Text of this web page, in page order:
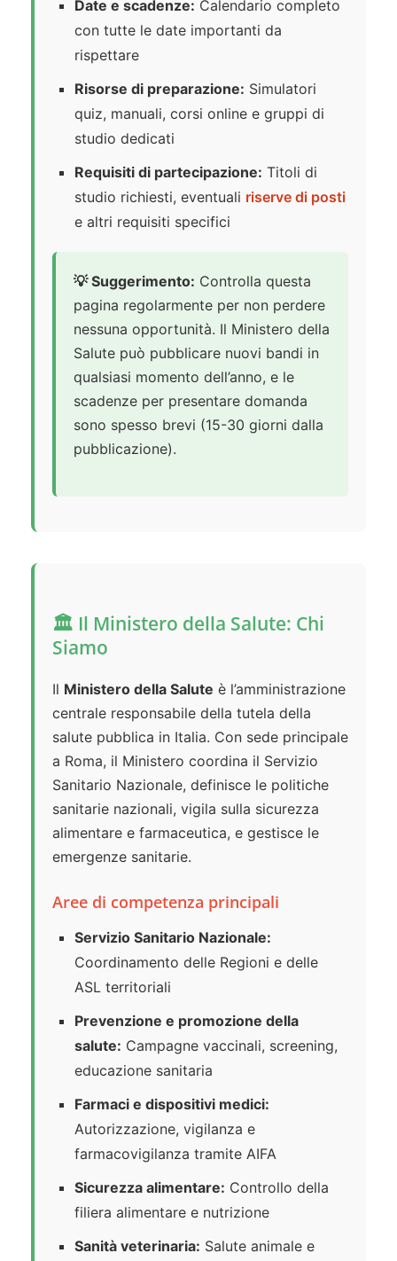
Date e scadenze: Calendario completo
con tutte le date importanti da
rispettare
Risorse di preparazione: Simulatori
quiz, manuali, corsi online e gruppi di
studio dedicati
Requisiti di partecipazione: Titoli di
studio richiesti, eventuali riserve di posti
e altri requisiti specifici
💡 Suggerimento: Controlla questa
pagina regolarmente per non perdere
nessuna opportunità. Il Ministero della
Salute può pubblicare nuovi bandi in
qualsiasi momento dell’anno, e le
scadenze per presentare domanda
sono spesso brevi (15-30 giorni dalla
pubblicazione).
🏛️ Il Ministero della Salute: Chi
Siamo
Il Ministero della Salute è l’amministrazione
centrale responsabile della tutela della
salute pubblica in Italia. Con sede principale
a Roma, il Ministero coordina il Servizio
Sanitario Nazionale, definisce le politiche
sanitarie nazionali, vigila sulla sicurezza
alimentare e farmaceutica, e gestisce le
emergenze sanitarie.
Aree di competenza principali
Servizio Sanitario Nazionale:
Coordinamento delle Regioni e delle
ASL territoriali
Prevenzione e promozione della
salute: Campagne vaccinali, screening,
educazione sanitaria
Farmaci e dispositivi medici:
Autorizzazione, vigilanza e
farmacovigilanza tramite AIFA
Sicurezza alimentare: Controllo della
filiera alimentare e nutrizione
Sanità veterinaria: Salute animale e